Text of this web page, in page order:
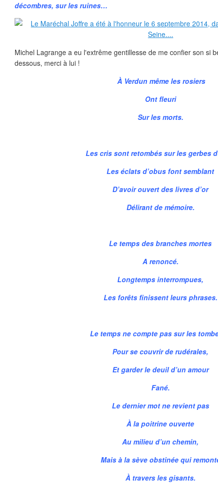
décombres, sur les ruines…
Michel Lagrange a eu l'extrême gentillesse de me confier son si
dessous, merci à lui !
À Verdun même les rosiers
Ont fleuri
Sur les morts.
Les cris sont retombés sur les gerbes
Les éclats d’obus font semblant
D’avoir ouvert des livres d’or
Délirant de mémoire.
Le temps des branches mortes
A renoncé.
Longtemps interrompues,
Les forêts finissent leurs phrases.
Le temps ne compte pas sur les
Pour se couvrir de rudérales,
Et garder le deuil d’un amour
Fané.
Le dernier mot ne revient pas
À la poitrine ouverte
Au milieu d’un chemin,
Mais à la sève obstinée qui
À travers les gisants.